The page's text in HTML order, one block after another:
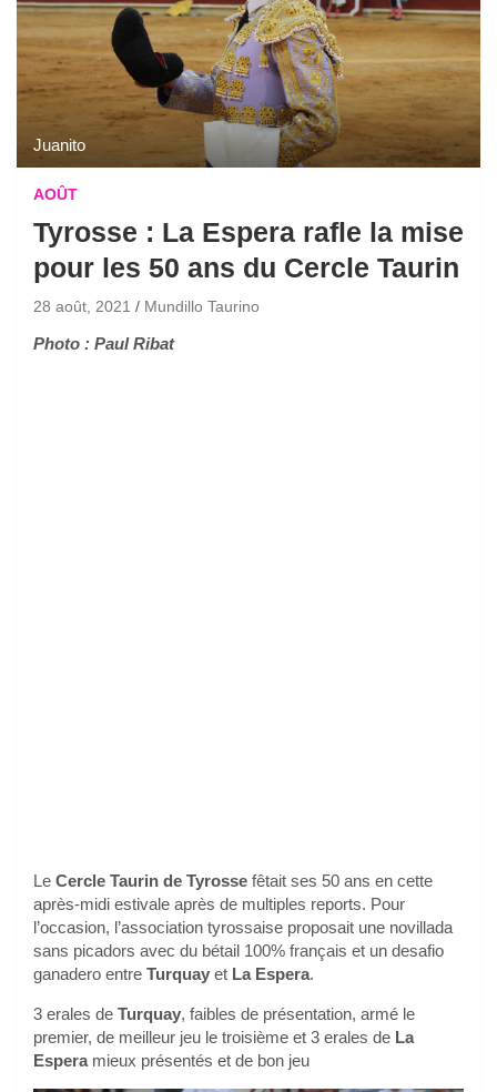
Juanito
AOÛT
Tyrosse : La Espera rafle la mise
pour les 50 ans du Cercle Taurin
28 août, 2021 Mundillo Taurino
Photo : Paul Ribat
Le Cercle Taurin de Tyrosse fêtait ses 50 ans en cette
après-midi estivale après de multiples reports. Pour
l’occasion, l’association tyrossaise proposait une novillada
sans picadors avec du bétail 100% français et un desafio
ganadero entre Turquay et La Espera.
3 erales de Turquay, faibles de présentation, armé le
premier, de meilleur jeu le troisième et 3 erales de La
Espera mieux présentés et de bon jeu